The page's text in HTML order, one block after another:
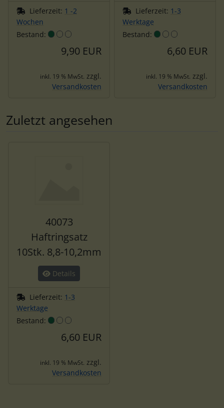
Lieferzeit: 1 -2
Wochen
Bestand:
9,90 EUR
inkl. 19 % MwSt. zzgl.
Versandkosten
Lieferzeit: 1-3
Werktage
Bestand:
6,60 EUR
inkl. 19 % MwSt. zzgl.
Versandkosten
Zuletzt angesehen
40073
Haftringsatz
10Stk. 8,8-10,2mm
Details
Lieferzeit: 1-3
Werktage
Bestand:
6,60 EUR
inkl. 19 % MwSt. zzgl.
Versandkosten